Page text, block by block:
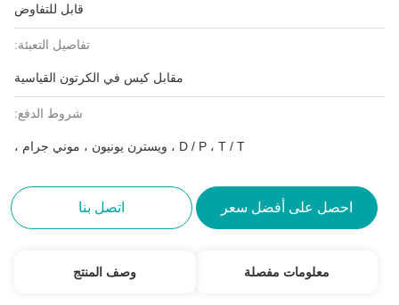
قابل للتفاوض
تفاصيل التعبئة:
مقابل كيس في الكرتون القياسية
شروط الدفع:
D / P ، T / T ، ويسترن يونيون ، موني جرام ،
احصل على أفضل سعر اتصل بنا
معلومات مفصلة وصف المنتج